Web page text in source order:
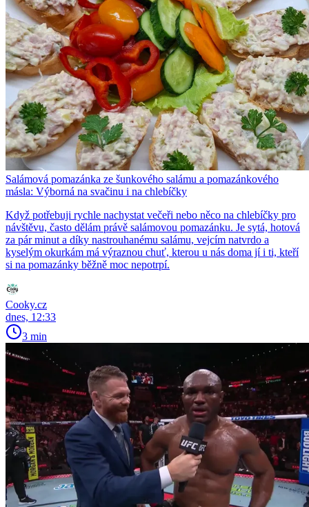
Salámová pomazánka ze šunkového salámu a pomazánkového
másla: Výborná na svačinu i na chlebíčky
Když potřebuji rychle nachystat večeři nebo něco na chlebíčky pro
návštěvu, často dělám právě salámovou pomazánku. Je sytá, hotová
za pár minut a díky nastrouhanému salámu, vejcím natvrdo a
kyselým okurkám má výraznou chuť, kterou u nás doma jí i ti, kteří
si na pomazánky běžně moc nepotrpí.
Cooky.cz
dnes, 12:33
3 min